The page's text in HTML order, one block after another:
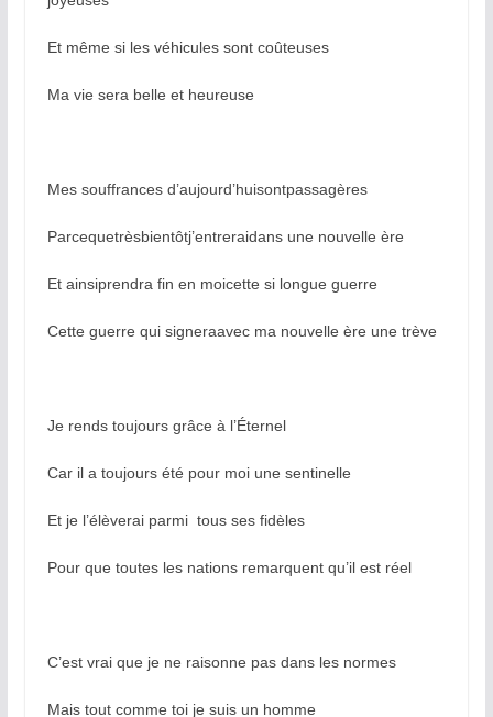
Et même si les véhicules sont coûteuses
Ma vie sera belle et heureuse
Mes souffrances d’aujourd’huisontpassagères
Parcequetrèsbientôtj’entreraidans une nouvelle ère
Et ainsiprendra fin en moicette si longue guerre
Cette guerre qui signeraavec ma nouvelle ère une trève
Je rends toujours grâce à l’Éternel
Car il a toujours été pour moi une sentinelle
Et je l’élèverai parmi tous ses fidèles
Pour que toutes les nations remarquent qu’il est réel
C’est vrai que je ne raisonne pas dans les normes
Mais tout comme toi je suis un homme